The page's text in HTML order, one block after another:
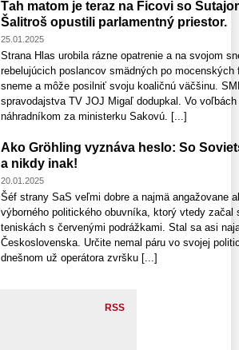
Ťah matom je teraz na Ficovi so
Šalitroš opustili parlamentný priestor.
25.01.2025
Strana Hlas urobila rázne opatrenie a na svojom
rebelujúcich poslancov smädných po
sneme a môže posilniť svoju koaličnú väčšinu.
spravodajstva TV JOJ Migaľ dodupkal. Vo
náhradníkom za ministerku Sakovú. [...]
Ako Gröhling vyznáva heslo: So
a nikdy inak!
20.01.2025
Šéf strany SaS veľmi dobre a najmä angažovane
výborného politického obuvníka, ktorý vtedy začal
teniskách s červenými podrážkami. Stal sa asi
Československa. Určite nemal páru vo svojej
dnešnom už operátora zvršku [...]
RSS